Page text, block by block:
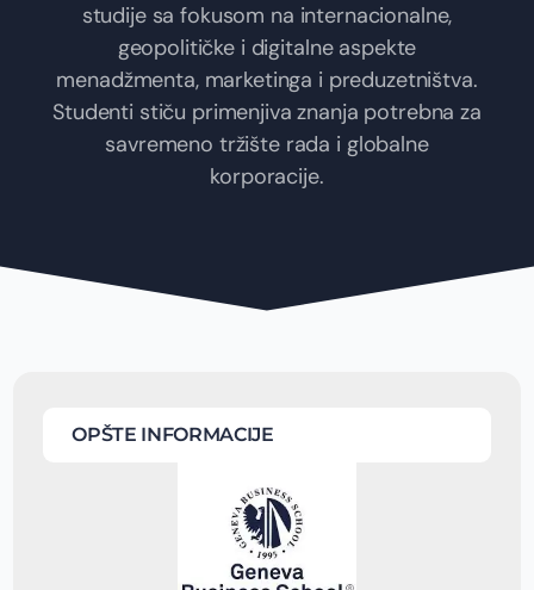
studije sa fokusom na internacionalne,
geopolitičke i digitalne aspekte
menadžmenta, marketinga i preduzetništva.
Studenti stiču primenjiva znanja potrebna za
savremeno tržište rada i globalne
korporacije.
OPŠTE INFORMACIJE